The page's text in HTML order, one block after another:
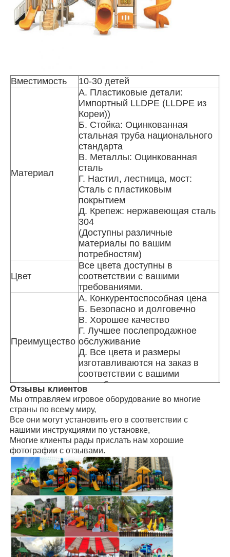
Случаи
Дизайн детской площадки
проектирование аквапарка
Открытая игровая площадка
Специальные слайды для игровой площадки
Дети катаются на качелях
Небольшой игровой комплекс
Детская водная горка
Настройка водного горка
Большое водопадное скольжение
Оборудование для аквапарка
Игровая площадка для скалолазания
деревянное оборудование для детских площадок
Вместимость 10-30 детей
Материал
А. Пластиковые детали:
Импортный LLDPE (LLDPE из
Кореи))
Б. Стойка: Оцинкованная
стальная труба национального
стандарта
В. Металлы: Оцинкованная
сталь
Г. Настил, лестница, мост:
Сталь с пластиковым
покрытием
Д. Крепеж: нержавеющая сталь
304
(Доступны различные
материалы по вашим
потребностям)
Цвет
Все цвета доступны в
соответствии с вашими
требованиями.
Преимущество
А. Конкурентоспособная цена
Б. Безопасно и долговечно
В. Хорошее качество
Г. Лучшее послепродажное
обслуживание
Д. Все цвета и размеры
изготавливаются на заказ в
соответствии с вашими
потребностями
Использование
Специально для детского сада,
жилого парка, школьного парка
развлечений, семейной и
спортивной игровой площадки,
курортной зоны, парка, садовой
игровой площадки, пляжа
Сертификация ISO, TUV, CE, ROHS, EN1176,
SGS
Примечание
Доступна услуга OEM, добро
пожаловать сюда, чтобы
высказать свои взгляды.
Тип компании
Производитель в Гуанчжоу,
Китай
Установка
Руководство по установке,
доступен техник
Отзывы клиентов
Мы отправляем игровое оборудование во многие
страны по всему миру,
Все они могут установить его в соответствии с
нашими инструкциями по установке,
Многие клиенты рады прислать нам хорошие
фотографии с отзывами.